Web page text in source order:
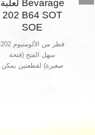
لعلبة Bevarage
202 B64 SOT
SOE
202 قطر من الألومنيوم
سهل الفتح (فتحة
صغيرة) لقطعتين يمكن